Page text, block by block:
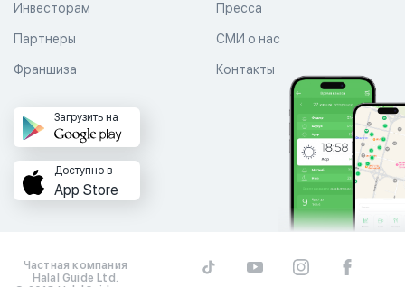
Пресса
СМИ о нас
Контакты
Инвесторам
Партнеры
Франшиза
Загрузить на
Доступно в
App Store
Частная компания
Halal Guide Ltd.